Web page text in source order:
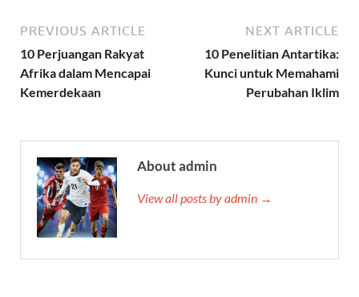
PREVIOUS ARTICLE
10 Perjuangan Rakyat
Afrika dalam Mencapai
Kemerdekaan
NEXT ARTICLE
10 Penelitian Antartika:
Kunci untuk Memahami
Perubahan Iklim
About admin
View all posts by admin →